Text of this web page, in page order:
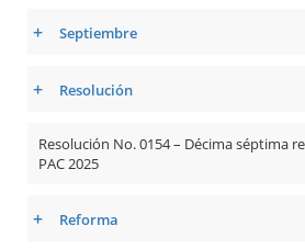
+ Septiembre
+ Resolución
Resolución No. 0154 – Décima séptima
PAC 2025
+ Reforma